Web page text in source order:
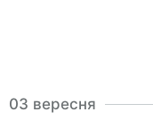
03 вересня